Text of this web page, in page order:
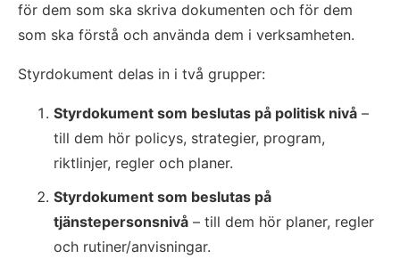
för dem som ska skriva dokumenten och för dem
som ska förstå och använda dem i verksamheten.
Styrdokument delas in i två grupper:
Styrdokument som beslutas på politisk nivå –
till dem hör policys, strategier, program,
riktlinjer, regler och planer.
Styrdokument som beslutas på
tjänstepersonsnivå – till dem hör planer, regler
och rutiner/anvisningar.